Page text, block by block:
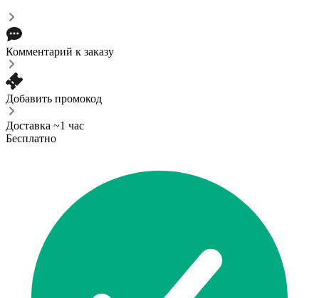
Комментарий к заказу
Добавить промокод
Доставка ~1 час
Бесплатно